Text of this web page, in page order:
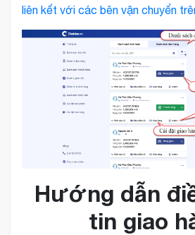
liên kết với các bên vận chuyển
Hướng dẫn
tin giao